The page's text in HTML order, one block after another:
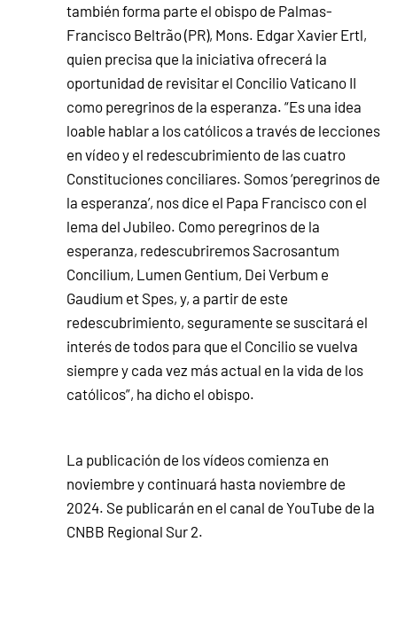
también forma parte el obispo de Palmas-
Francisco Beltrão (PR), Mons. Edgar Xavier Ertl,
quien precisa que la iniciativa ofrecerá la
oportunidad de revisitar el Concilio Vaticano II
como peregrinos de la esperanza. “Es una idea
loable hablar a los católicos a través de lecciones
en vídeo y el redescubrimiento de las cuatro
Constituciones conciliares. Somos ‘peregrinos de
la esperanza’, nos dice el Papa Francisco con el
lema del Jubileo. Como peregrinos de la
esperanza, redescubriremos Sacrosantum
Concilium, Lumen Gentium, Dei Verbum e
Gaudium et Spes, y, a partir de este
redescubrimiento, seguramente se suscitará el
interés de todos para que el Concilio se vuelva
siempre y cada vez más actual en la vida de los
católicos”, ha dicho el obispo.
La publicación de los vídeos comienza en
noviembre y continuará hasta noviembre de
2024. Se publicarán en el canal de YouTube de la
CNBB Regional Sur 2.